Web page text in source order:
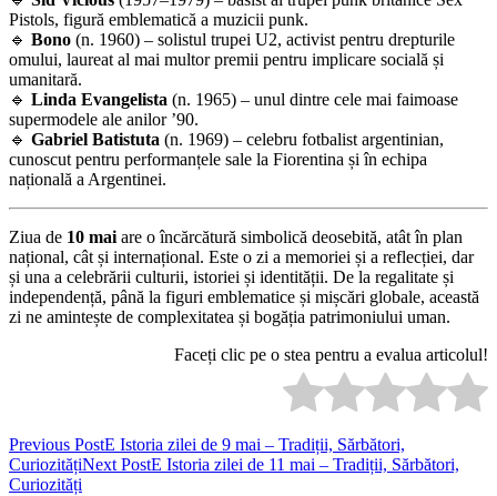
Pistols, figură emblematică a muzicii punk.
🔹 Bono (n. 1960) – solistul trupei U2, activist pentru drepturile
omului, laureat al mai multor premii pentru implicare socială și
umanitară.
🔹 Linda Evangelista (n. 1965) – unul dintre cele mai faimoase
supermodele ale anilor ’90.
🔹 Gabriel Batistuta (n. 1969) – celebru fotbalist argentinian,
cunoscut pentru performanțele sale la Fiorentina și în echipa
națională a Argentinei.
Ziua de 10 mai are o încărcătură simbolică deosebită, atât în plan
național, cât și internațional. Este o zi a memoriei și a reflecției, dar
și una a celebrării culturii, istoriei și identității. De la regalitate și
independență, până la figuri emblematice și mișcări globale, această
zi ne amintește de complexitatea și bogăția patrimoniului uman.
Faceți clic pe o stea pentru a evalua articolul!
Post
navigation
Previous PostE Istoria zilei de 9 mai – Tradiții, Sărbători,
CuriozitățiNext PostE Istoria zilei de 11 mai – Tradiții, Sărbători,
Curiozități